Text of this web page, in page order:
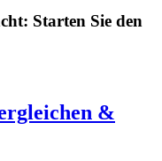
Starten Sie den
&